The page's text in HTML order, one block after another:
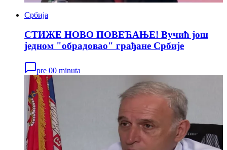
Србија
СТИЖЕ НОВО ПОВЕЋАЊЕ! Вучић још
једном "обрадовао" грађане Србије
pre 00 minuta